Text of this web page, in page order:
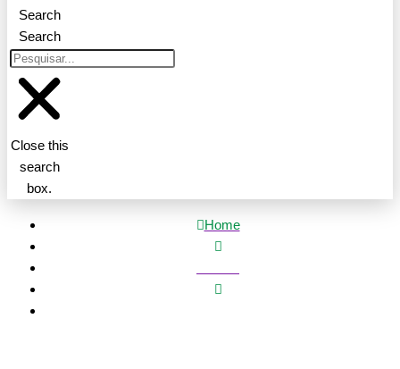
Search
Search
Close this
search
box.
Home